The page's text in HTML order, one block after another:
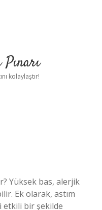
kolaylaştır!
Yüksek bas, alerjik
Ek olarak, astım
etkili bir şekilde